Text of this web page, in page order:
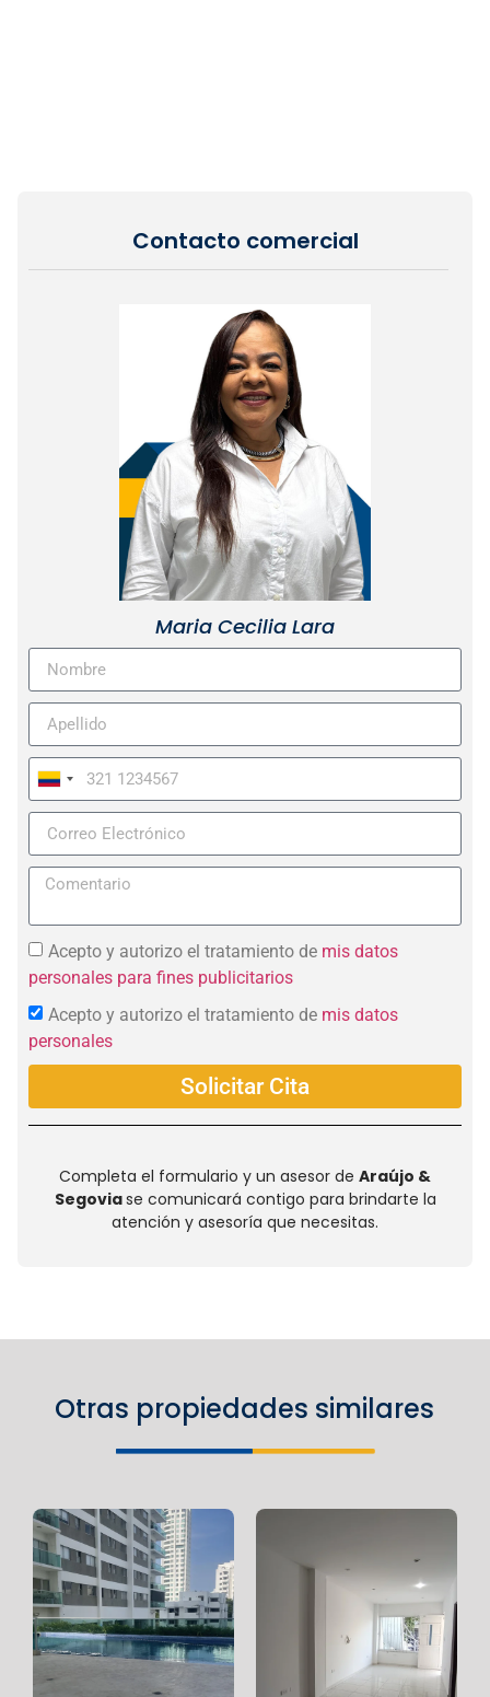
Contacto comercial
Maria Cecilia Lara
Colombia
+57
Acepto y autorizo el tratamiento de mis datos
personales para fines publicitarios
Acepto y autorizo el tratamiento de mis datos
personales
Solicitar Cita
Completa el formulario y un asesor de Araújo &
Segoviase comunicará contigo para brindarte la
atención y asesoría que necesitas.
Otras propiedades similares